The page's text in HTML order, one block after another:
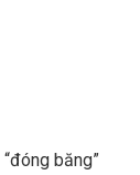
băng”